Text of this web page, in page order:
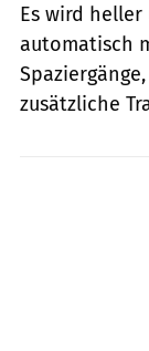
Es wird
automatisch
zusätzliche